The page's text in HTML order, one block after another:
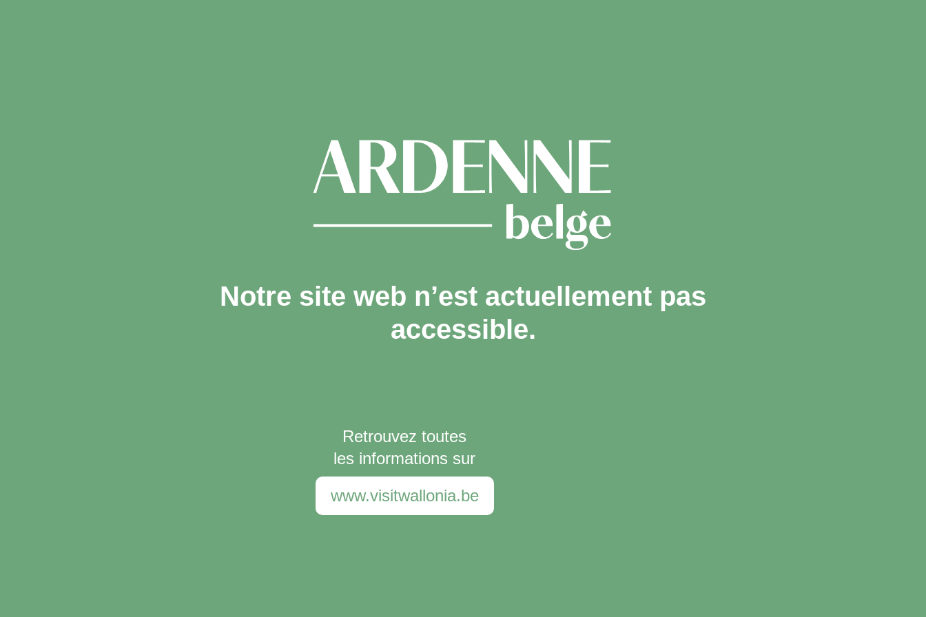
Notre site web n’est actuellement pas
accessible.
Retrouvez toutes
les informations sur
www.visitwallonia.be